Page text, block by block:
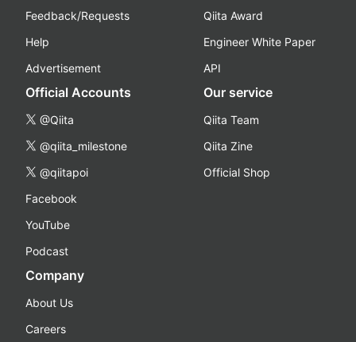
Feedback/Requests
Help
Advertisement
Qiita Award
Engineer White Paper
API
Official Accounts
@Qiita
@qiita_milestone
@qiitapoi
Facebook
YouTube
Podcast
Our service
Qiita Team
Qiita Zine
Official Shop
Company
About Us
Careers